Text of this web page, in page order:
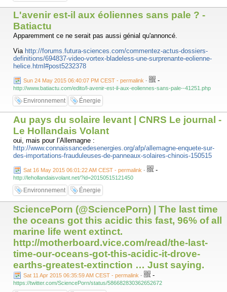
L'avenir est-il aux éoliennes sans pale ? -
Batiactu
Apparemment ce ne serait pas aussi génial qu'annoncé.
Via http://forums.futura-sciences.com/commentez-actus-dossiers-
definitions/694837-video-vortex-bladeless-une-surprenante-eolienne-
helice.html#post5232378
Sun 24 May 2015 06:40:07 PM CEST - permalink - -
http://www.batiactu.com/edito/l-avenir-est-il-aux-eoliennes-sans-pale--41251.php
Environnement Énergie
Au pays du solaire levant | CNRS Le journal -
Le Hollandais Volant
oui, mais pour l’Allemagne :
http://www.connaissancedesenergies.org/afp/allemagne-enquete-sur-
des-importations-frauduleuses-de-panneaux-solaires-chinois-150515
Sat 16 May 2015 06:01:22 AM CEST - permalink - -
http://lehollandaisvolant.net/?id=20150515121450
Environnement Énergie
SciencePorn (@SciencePorn) | The last time
the oceans got this acidic this fast, 96% of all
marine life went extinct.
http://motherboard.vice.com/read/the-last-
time-our-oceans-got-this-acidic-it-drove-
earths-greatest-extinction … Just saying.
Sat 11 Apr 2015 06:35:59 AM CEST - permalink - -
https://twitter.com/SciencePorn/status/586682830362652672